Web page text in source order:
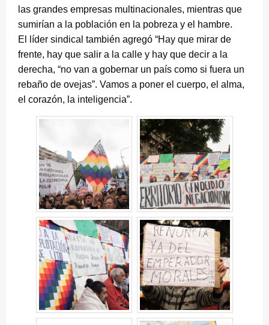
las grandes empresas multinacionales, mientras que
sumirían a la población en la pobreza y el hambre.
El líder sindical también agregó “Hay que mirar de
frente, hay que salir a la calle y hay que decir a la
derecha, “no van a gobernar un país como si fuera un
rebaño de ovejas”. Vamos a poner el cuerpo, el alma,
el corazón, la inteligencia”.